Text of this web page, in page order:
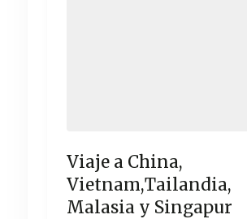
Viaje a China,
Vietnam,Tailandia,
Malasia y Singapur